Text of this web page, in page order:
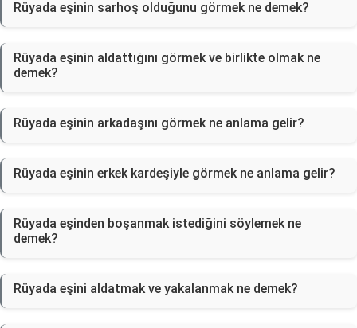
Rüyada eşinin sarhoş olduğunu görmek ne demek?
Rüyada eşinin aldattığını görmek ve birlikte olmak ne
demek?
Rüyada eşinin arkadaşını görmek ne anlama gelir?
Rüyada eşinin erkek kardeşiyle görmek ne anlama gelir?
Rüyada eşinden boşanmak istediğini söylemek ne
demek?
Rüyada eşini aldatmak ve yakalanmak ne demek?